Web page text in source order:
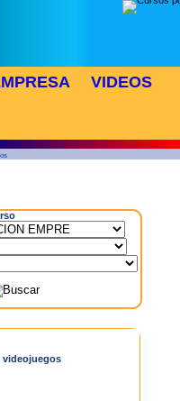
VIDEOS
videojuegos